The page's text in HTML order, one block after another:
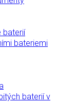
baterií
bateriemi
baterií v